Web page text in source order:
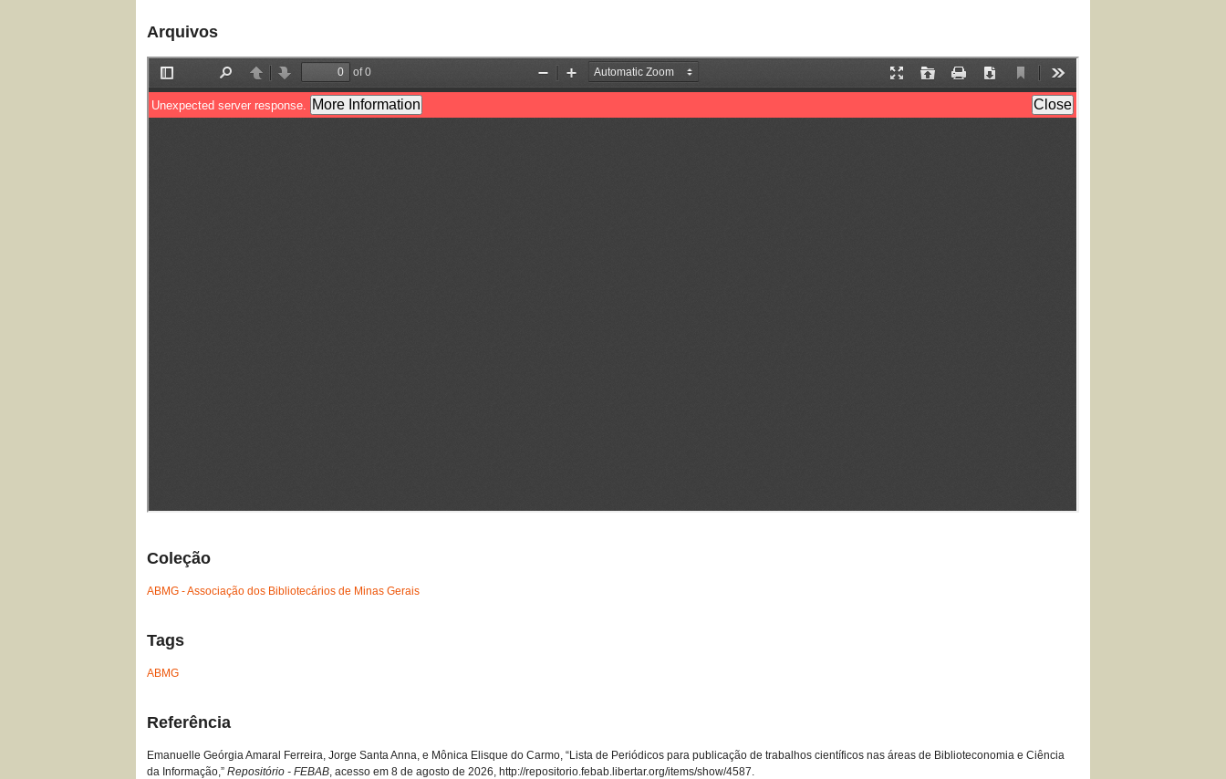
Arquivos
Coleção
ABMG - Associação dos Bibliotecários de Minas Gerais
Tags
ABMG
Referência
Emanuelle Geórgia Amaral Ferreira, Jorge Santa Anna, e Mônica Elisque do Carmo, “Lista de Periódicos para publicação de trabalhos científicos nas áreas de Biblioteconomia e Ciência
da Informação,”Repositório - FEBAB, acesso em 8 de agosto de 2026, http://repositorio.febab.libertar.org/items/show/4587.